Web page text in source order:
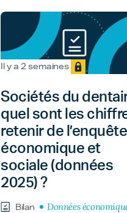
Il y a 2 semaines
Sociétés du
quel sont les
retenir de l’enquête
économique et
sociale (données
2025) ?
Bilan Données